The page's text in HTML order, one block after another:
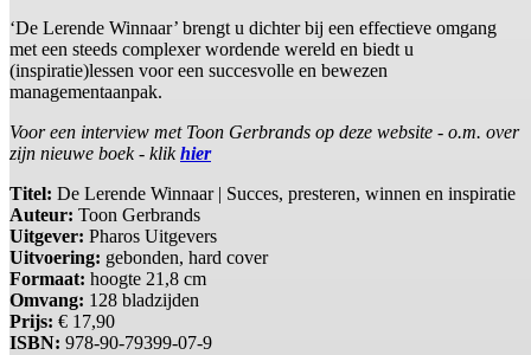
‘De Lerende Winnaar’ brengt u dichter bij een effectieve omgang
met een steeds complexer wordende wereld en biedt u
(inspiratie)lessen voor een succesvolle en bewezen
managementaanpak.
Voor een interview met Toon Gerbrands op deze website - o.m. over
zijn nieuwe boek - klikhier
Titel: De Lerende Winnaar | Succes, presteren, winnen en inspiratie
Auteur: Toon Gerbrands
Uitgever: Pharos Uitgevers
Uitvoering: gebonden, hard cover
Formaat: hoogte 21,8 cm
Omvang: 128 bladzijden
Prijs: € 17,90
ISBN: 978-90-79399-07-9